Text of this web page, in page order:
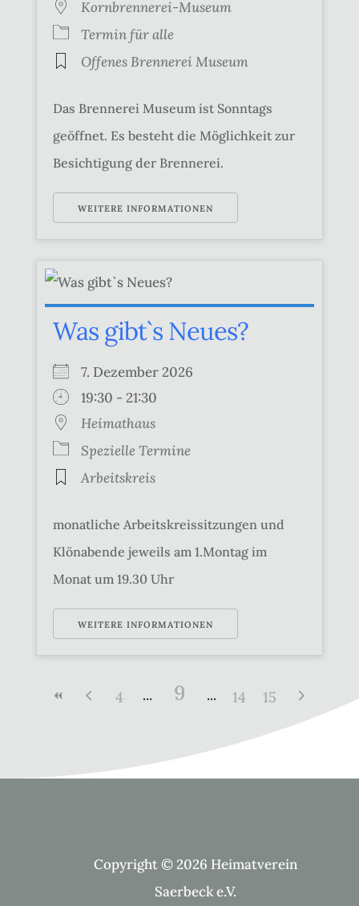
Kornbrennerei-Museum
Termin für alle
Offenes Brennerei Museum
Das Brennerei Museum ist Sonntags
geöffnet. Es besteht die Möglichkeit zur
Besichtigung der Brennerei.
WEITERE INFORMATIONEN
Was gibt`s Neues?
7. Dezember 2026
19:30 - 21:30
Heimathaus
Spezielle Termine
Arbeitskreis
monatliche Arbeitskreissitzungen und
Klönabende jeweils am 1.Montag im
Monat um 19.30 Uhr
WEITERE INFORMATIONEN
4 9 14 15
Copyright © 2026 Heimatverein
Saerbeck e.V.